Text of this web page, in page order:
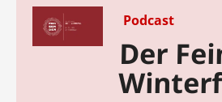
Podcast
Der